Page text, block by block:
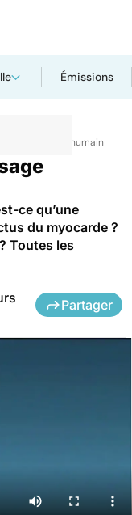
Émissions
du corps humain
ce qu’une
du myocarde ?
Toutes les
Partager